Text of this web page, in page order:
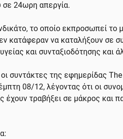
σε 24ωρη απεργία.
το οποίο εκπροσωπεί το
κατάφεραν να καταλήξουν σε
και συνταξιοδότησης και
συντάκτες της εφημερίδας
08/12, λέγοντας ότι οι
έχουν τραβήξει σε μάκρος και